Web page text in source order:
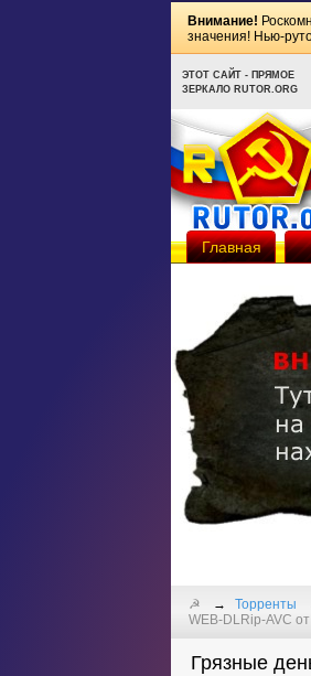
Внимание!
значения! Нью-
ЭТОТ САЙТ - ПРЯМОЕ
ЗЕРКАЛО RUTOR.ORG
Главная
☭ Торренты
WEB-DLRip-AVC
Грязные